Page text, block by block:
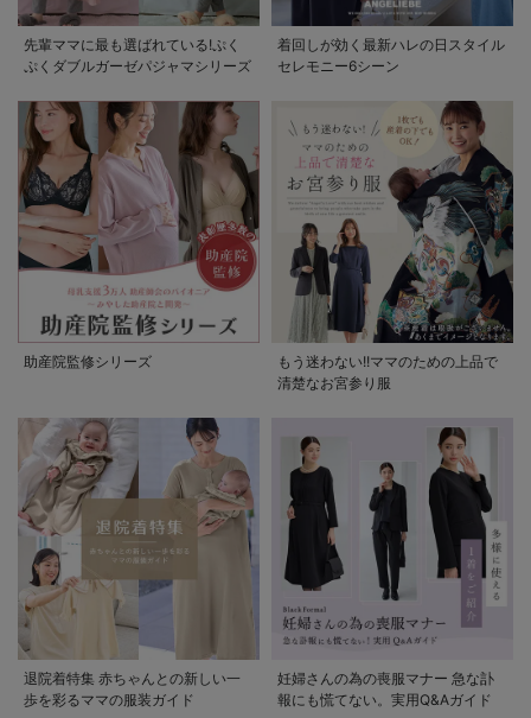
先輩ママに最も選ばれている!ぷく
ぷくダブルガーゼパジャマシリーズ
着回しが効く最新ハレの日スタイル
セレモニー6シーン
助産院監修シリーズ
もう迷わない!!ママのための上品で
清楚なお宮参り服
退院着特集 赤ちゃんとの新しい一
歩を彩るママの服装ガイド
妊婦さんの為の喪服マナー 急な訃
報にも慌てない。実用Q&Aガイド